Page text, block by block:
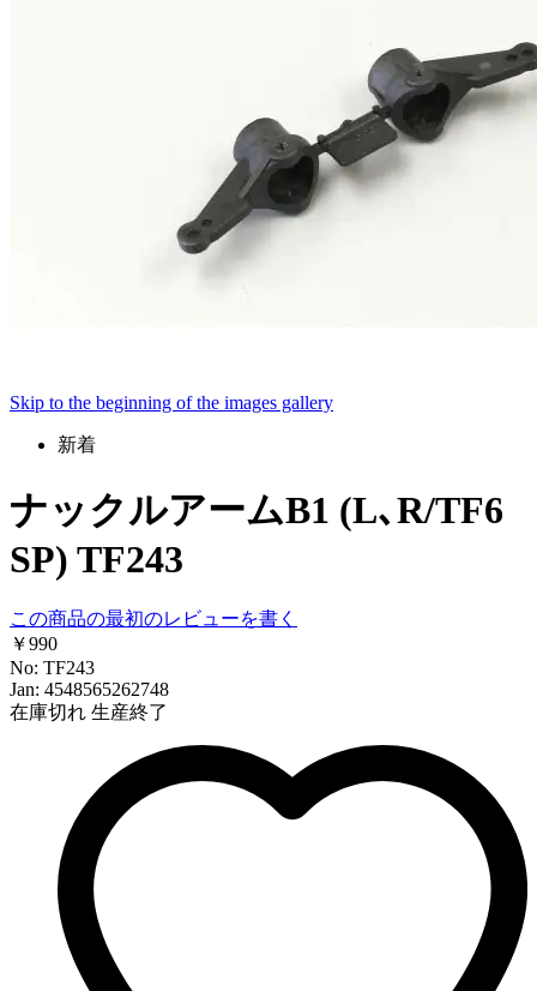
Skip to the beginning of the images gallery
新着
ナックルアームB1 (L､R/TF6
SP) TF243
この商品の最初のレビューを書く
￥990
No: TF243
Jan: 4548565262748
在庫切れ 生産終了